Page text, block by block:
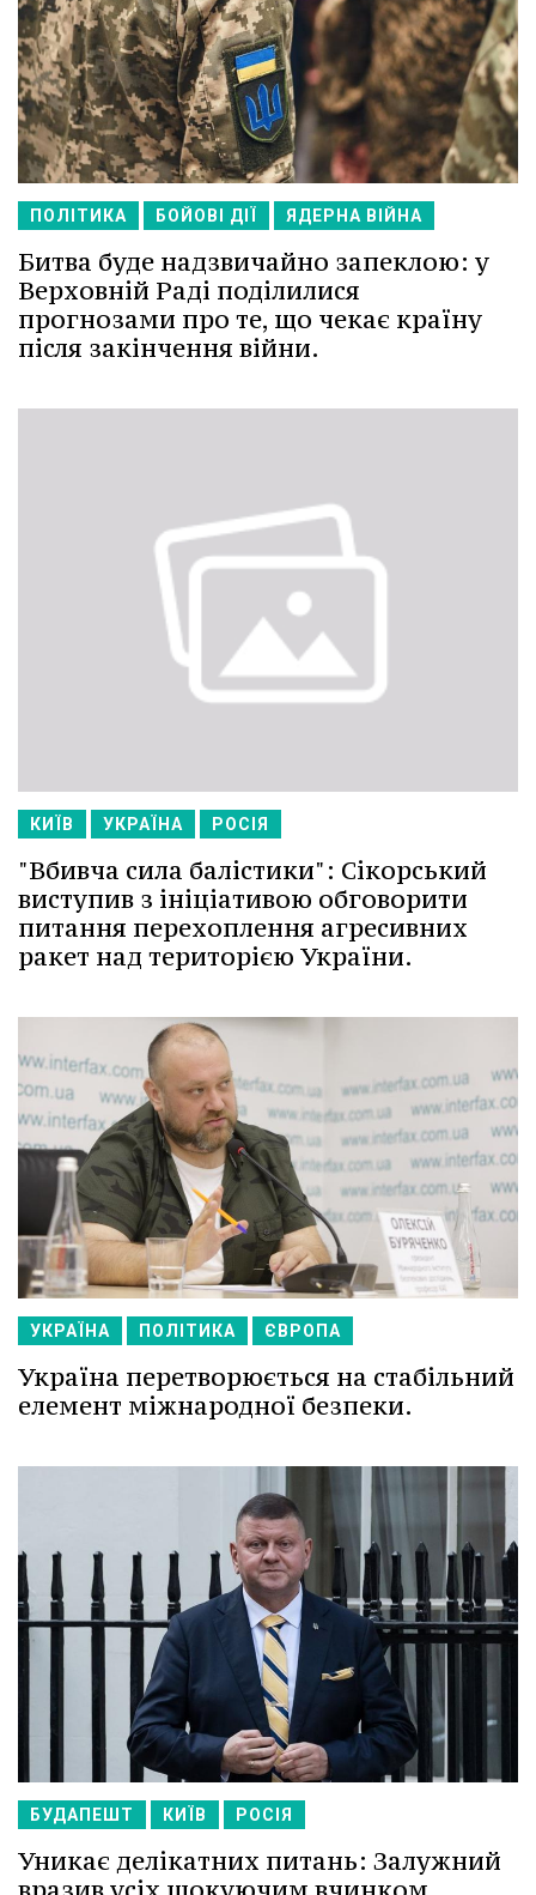
ПОЛІТИКА БОЙОВІ ДІЇ ЯДЕРНА ВІЙНА
Битва буде надзвичайно запеклою: у
Верховній Раді поділилися
прогнозами про те, що чекає країну
після закінчення війни.
КИЇВ УКРАЇНА РОСІЯ
"Вбивча сила балістики": Сікорський
виступив з ініціативою обговорити
питання перехоплення агресивних
ракет над територією України.
УКРАЇНА ПОЛІТИКА ЄВРОПА
Україна перетворюється на стабільний
елемент міжнародної безпеки.
БУДАПЕШТ КИЇВ РОСІЯ
Уникає делікатних питань: Залужний